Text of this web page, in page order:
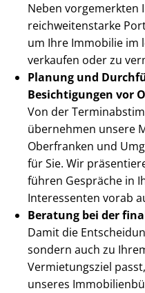
Neben vorgemerkten
reich­wei­ten­star­ke
um Ihre Immobilie im
verkaufen oder zu
Planung und
Besichtigungen vor
Von der
übernehmen unsere
Oberfranken und
für Sie. Wir
führen Gespräche in
Interessenten vorab
Beratung bei der
Damit die
sondern auch zu
Vermietungsziel
unseres